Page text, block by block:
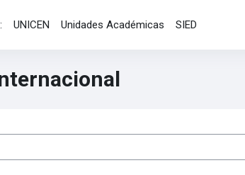
UNICEN Unidades Académicas SIED